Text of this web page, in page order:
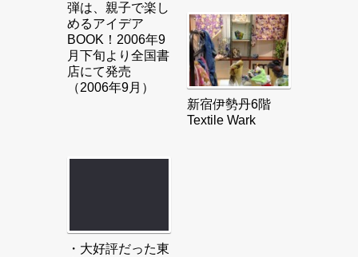
弾は、親子で楽し
めるアイデア
BOOK！2006年9
月下旬より全国書
店にて発売
（2006年9月）
新宿伊勢丹6階
Textile Wark
・大好評だった東